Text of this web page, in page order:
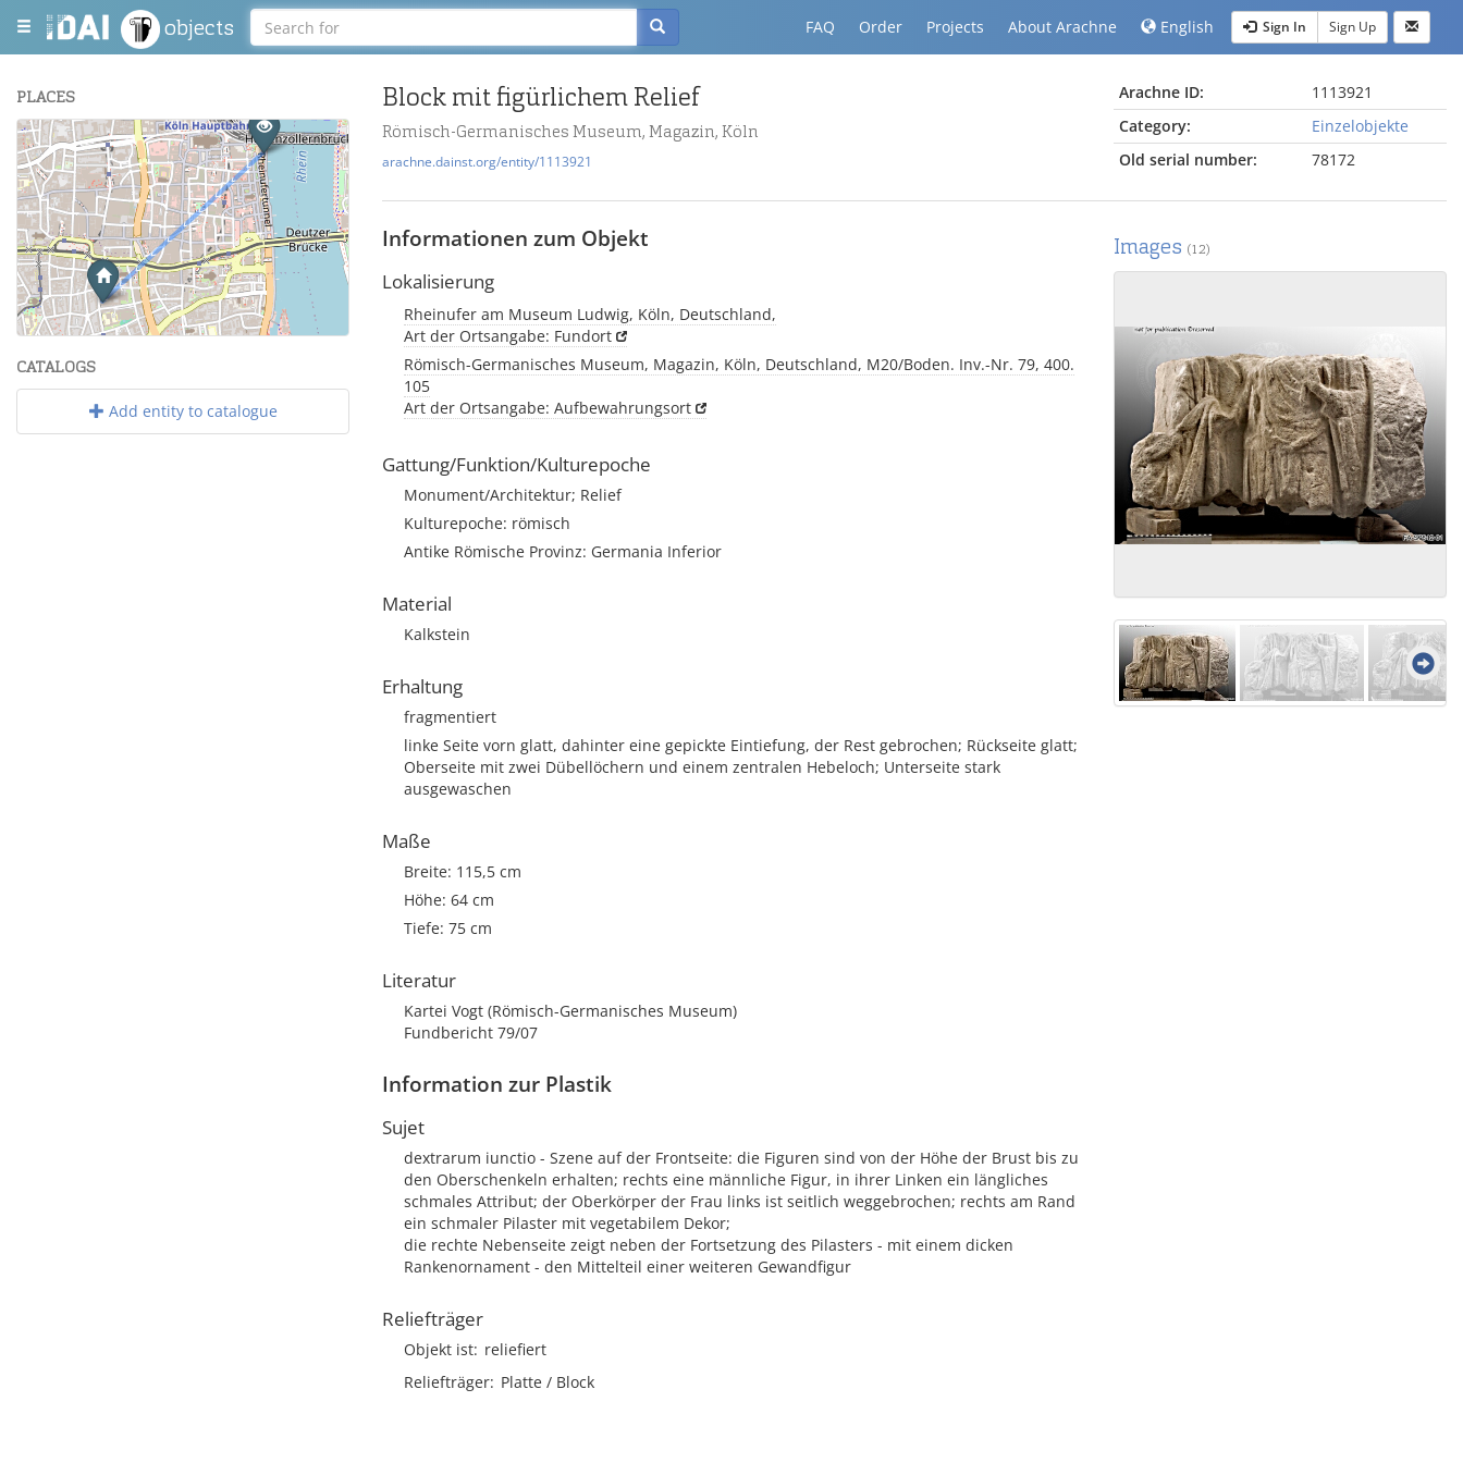
objects FAQ Order Projects About Arachne English Sign In Sign Up
PLACES
+
−
Leaflet | Maps and Data ©OpenStreetMap
CATALOGS
Add entity to catalogue
Block mit figürlichem Relief
Römisch-Germanisches Museum, Magazin, Köln
arachne.dainst.org/entity/1113921
Arachne ID:
1113921
Category:
Einzelobjekte
Old serial number:
78172
Informationen zum Objekt
Lokalisierung
Rheinufer am Museum Ludwig, Köln, Deutschland,
Art der Ortsangabe: Fundort
Römisch-Germanisches Museum, Magazin, Köln, Deutschland, M20/Boden. Inv.-Nr. 79, 400.
105
Art der Ortsangabe: Aufbewahrungsort
Gattung/Funktion/Kulturepoche
Monument/Architektur; Relief
Kulturepoche: römisch
Antike Römische Provinz: Germania Inferior
Material
Kalkstein
Erhaltung
fragmentiert
linke Seite vorn glatt, dahinter eine gepickte Eintiefung, der Rest gebrochen; Rückseite glatt;
Oberseite mit zwei Dübellöchern und einem zentralen Hebeloch; Unterseite stark
ausgewaschen
Maße
Breite: 115,5 cm
Höhe: 64 cm
Tiefe: 75 cm
Literatur
Kartei Vogt (Römisch-Germanisches Museum)
Fundbericht 79/07
Information zur Plastik
Sujet
dextrarum iunctio - Szene auf der Frontseite: die Figuren sind von der Höhe der Brust bis zu
den Oberschenkeln erhalten; rechts eine männliche Figur, in ihrer Linken ein längliches
schmales Attribut; der Oberkörper der Frau links ist seitlich weggebrochen; rechts am Rand
ein schmaler Pilaster mit vegetabilem Dekor;
die rechte Nebenseite zeigt neben der Fortsetzung des Pilasters - mit einem dicken
Rankenornament - den Mittelteil einer weiteren Gewandfigur
Reliefträger
Objekt ist reliefiert
Reliefträger Platte / Block
Images (12)